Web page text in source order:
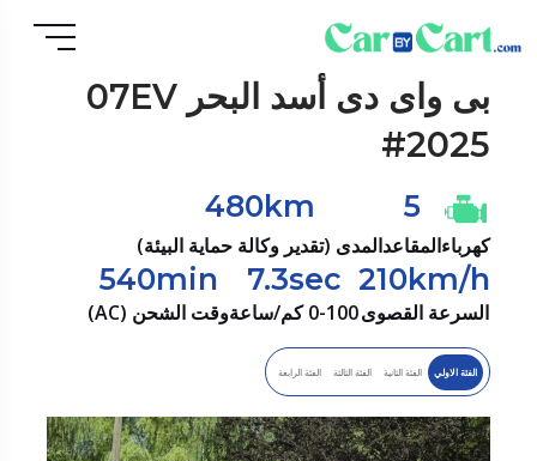
بى واى دى
أسد البحر 07EV
#2025
كهرباء
5
المقاعد
480km
المدى (تقدير وكالة حماية البيئة)
210km/h
السرعة القصوى
7.3sec
0-100 كم/ساعة
540min
وقت الشحن (AC)
الفئة الاولي الفئة الثانية الفئة الثالثة الفئة الرابعة